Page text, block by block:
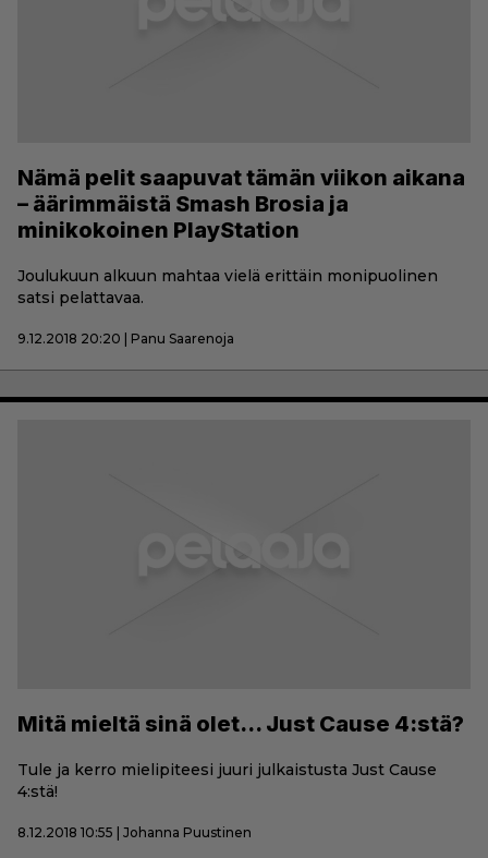
Nämä pelit saapuvat tämän viikon aikana
– äärimmäistä Smash Brosia ja
minikokoinen PlayStation
Joulukuun alkuun mahtaa vielä erittäin monipuolinen
satsi pelattavaa.
9.12.2018 20:20 | Panu Saarenoja
Mitä mieltä sinä olet… Just Cause 4:stä?
Tule ja kerro mielipiteesi juuri julkaistusta Just Cause
4:stä!
8.12.2018 10:55 | Johanna Puustinen